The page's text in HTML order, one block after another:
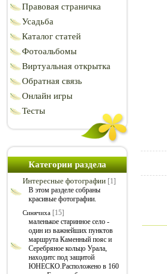
Правовая страничка
Усадьба
Каталог статей
Фотоальбомы
Виртуальная открытка
Обратная связь
Онлайн игры
Тесты
Категории раздела
Интересные фотографии [1]
В этом разделе собраны
красивые фотографии.
Синячиха [15]
маленькое старинное село -
один из важнейших пунктов
маршрута Каменный пояс и
Серебряное кольцо Урала,
находитс под защитой
ЮНЕСКО.Расположено в 160